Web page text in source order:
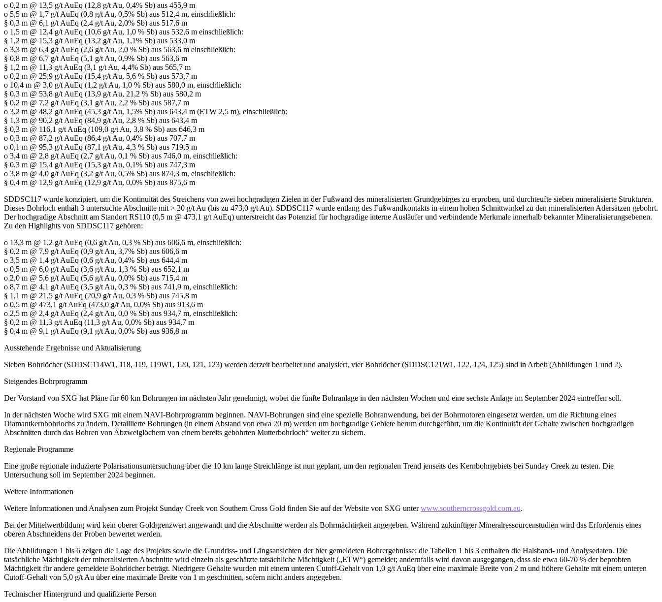
o 0,2 m @ 13,5 g/t AuEq (12,8 g/t Au, 0,4% Sb) aus 455,9 m
o 5,5 m @ 1,7 g/t AuEq (0,8 g/t Au, 0,5% Sb) aus 512,4 m, einschließlich:
§ 0,3 m @ 6,1 g/t AuEq (2,4 g/t Au, 2,0% Sb) aus 517,6 m
o 1,5 m @ 12,4 g/t AuEq (10,6 g/t Au, 1,0 % Sb) aus 532,6 m einschließlich:
§ 1,2 m @ 15,3 g/t AuEq (13,2 g/t Au, 1,1% Sb) aus 533,0 m
o 3,3 m @ 6,4 g/t AuEq (2,6 g/t Au, 2,0 % Sb) aus 563,6 m einschließlich:
§ 0,8 m @ 6,7 g/t AuEq (5,1 g/t Au, 0,9% Sb) aus 563,6 m
§ 1,2 m @ 11,3 g/t AuEq (3,1 g/t Au, 4,4% Sb) aus 565,7 m
o 0,2 m @ 25,9 g/t AuEq (15,4 g/t Au, 5,6 % Sb) aus 573,7 m
o 10,4 m @ 3,0 g/t AuEq (1,2 g/t Au, 1,0 % Sb) aus 580,0 m, einschließlich:
§ 0,3 m @ 53,8 g/t AuEq (13,9 g/t Au, 21,2 % Sb) aus 580,2 m
§ 0,2 m @ 7,2 g/t AuEq (3,1 g/t Au, 2,2 % Sb) aus 587,7 m
o 3,2 m @ 48,2 g/t AuEq (45,3 g/t Au, 1,5% Sb) aus 643,4 m (ETW 2,5 m), einschließlich:
§ 1,3 m @ 90,2 g/t AuEq (84,9 g/t Au, 2,8 % Sb) aus 643,4 m
§ 0,3 m @ 116,1 g/t AuEq (109,0 g/t Au, 3,8 % Sb) aus 646,3 m
o 0,3 m @ 87,2 g/t AuEq (86,4 g/t Au, 0,4% Sb) aus 707,7 m
o 0,1 m @ 95,3 g/t AuEq (87,1 g/t Au, 4,3 % Sb) aus 719,5 m
o 3,4 m @ 2,8 g/t AuEq (2,7 g/t Au, 0,1 % Sb) aus 746,0 m, einschließlich:
§ 0,3 m @ 15,4 g/t AuEq (15,3 g/t Au, 0,1% Sb) aus 747,3 m
o 3,8 m @ 4,0 g/t AuEq (3,2 g/t Au, 0,5% Sb) aus 874,3 m, einschließlich:
§ 0,4 m @ 12,9 g/t AuEq (12,9 g/t Au, 0,0% Sb) aus 875,6 m
SDDSC117 wurde konzipiert, um die Kontinuität des Streichens von zwei hochgradigen Zielen in der Fußwand des mineralisierten Grundgebirges zu erproben, und durchteufte sieben mineralisierte Strukturen.
Dieses Bohrloch enthält 3 untersuchte Abschnitte mit > 20 g/t Au (bis zu 473,0 g/t Au). SDDSC117 wurde entlang des Fußwandkontakts in einem hohen Schnittwinkel zu den mineralisierten Adersätzen gebohrt.
Der hochgradige Abschnitt am Standort RS110 (0,5 m @ 473,1 g/t AuEq) unterstreicht das Potenzial für hochgradige interne Ausläufer und verbindende Merkmale innerhalb bekannter Mineralisierungsebenen.
Zu den Highlights von SDDSC117 gehören:
o 13,3 m @ 1,2 g/t AuEq (0,6 g/t Au, 0,3 % Sb) aus 606,6 m, einschließlich:
§ 0,2 m @ 7,9 g/t AuEq (0,9 g/t Au, 3,7% Sb) aus 606,6 m
o 3,5 m @ 1,4 g/t AuEq (0,6 g/t Au, 0,4% Sb) aus 644,4 m
o 0,5 m @ 6,0 g/t AuEq (3,6 g/t Au, 1,3 % Sb) aus 652,1 m
o 2,0 m @ 5,6 g/t AuEq (5,6 g/t Au, 0,0% Sb) aus 715,4 m
o 8,7 m @ 4,1 g/t AuEq (3,5 g/t Au, 0,3 % Sb) aus 741,9 m, einschließlich:
§ 1,1 m @ 21,5 g/t AuEq (20,9 g/t Au, 0,3 % Sb) aus 745,8 m
o 0,5 m @ 473,1 g/t AuEq (473,0 g/t Au, 0,0% Sb) aus 913,6 m
o 2,5 m @ 2,4 g/t AuEq (2,4 g/t Au, 0,0 % Sb) aus 934,7 m, einschließlich:
§ 0,2 m @ 11,3 g/t AuEq (11,3 g/t Au, 0,0% Sb) aus 934,7 m
§ 0,4 m @ 9,1 g/t AuEq (9,1 g/t Au, 0,0% Sb) aus 936,8 m
Ausstehende Ergebnisse und Aktualisierung
Sieben Bohrlöcher (SDDSC114W1, 118, 119, 119W1, 120, 121, 123) werden derzeit bearbeitet und analysiert, vier Bohrlöcher (SDDSC121W1, 122, 124, 125) sind in Arbeit (Abbildungen 1 und 2).
Steigendes Bohrprogramm
Der Vorstand von SXG hat Pläne für 60 km Bohrungen im nächsten Jahr genehmigt, wobei die fünfte Bohranlage in den nächsten Wochen und eine sechste Anlage im September 2024 eintreffen soll.
In der nächsten Woche wird SXG mit einem NAVI-Bohrprogramm beginnen. NAVI-Bohrungen sind eine spezielle Bohranwendung, bei der Bohrmotoren eingesetzt werden, um die Richtung eines
Diamantkernbohrlochs zu ändern. Detaillierte Bohrungen (in einem Abstand von etwa 20 m) werden um hochgradige Gebiete herum durchgeführt, um die Kontinuität der Gehalte zwischen hochgradigen
Abschnitten durch das Bohren von Abzweiglöchern von einem bereits gebohrten Mutterbohrloch“ weiter zu sichern.
Regionale Programme
Eine große regionale induzierte Polarisationsuntersuchung über die 10 km lange Streichlänge ist nun geplant, um den regionalen Trend jenseits des Kernbohrgebiets bei Sunday Creek zu testen. Die
Untersuchung soll im September 2024 beginnen.
Weitere Informationen
Weitere Informationen und Analysen zum Projekt Sunday Creek von Southern Cross Gold finden Sie auf der Website von SXG unterwww.southerncrossgold.com.au.
Bei der Mittelwertbildung wird kein oberer Goldgrenzwert angewandt und die Abschnitte werden als Bohrmächtigkeit angegeben. Während zukünftiger Mineralressourcenstudien wird das Erfordernis eines
oberen Abschneidens der Proben bewertet werden.
Die Abbildungen 1 bis 6 zeigen die Lage des Projekts sowie die Grundriss- und Längsansichten der hier gemeldeten Bohrergebnisse; die Tabellen 1 bis 3 enthalten die Halsband- und Analysedaten. Die
tatsächliche Mächtigkeit der mineralisierten Abschnitte wird einzeln als geschätzte tatsächliche Mächtigkeit („ETW“) gemeldet; andernfalls wird davon ausgegangen, dass sie etwa 60-70 % der beprobten
Mächtigkeit für andere gemeldete Bohrlöcher beträgt. Niedrigere Gehalte wurden mit einem unteren Cutoff-Gehalt von 1,0 g/t AuEq über eine maximale Breite von 2 m und höhere Gehalte mit einem unteren
Cutoff-Gehalt von 5,0 g/t Au über eine maximale Breite von 1 m geschnitten, sofern nicht anders angegeben.
Technischer Hintergrund und qualifizierte Person